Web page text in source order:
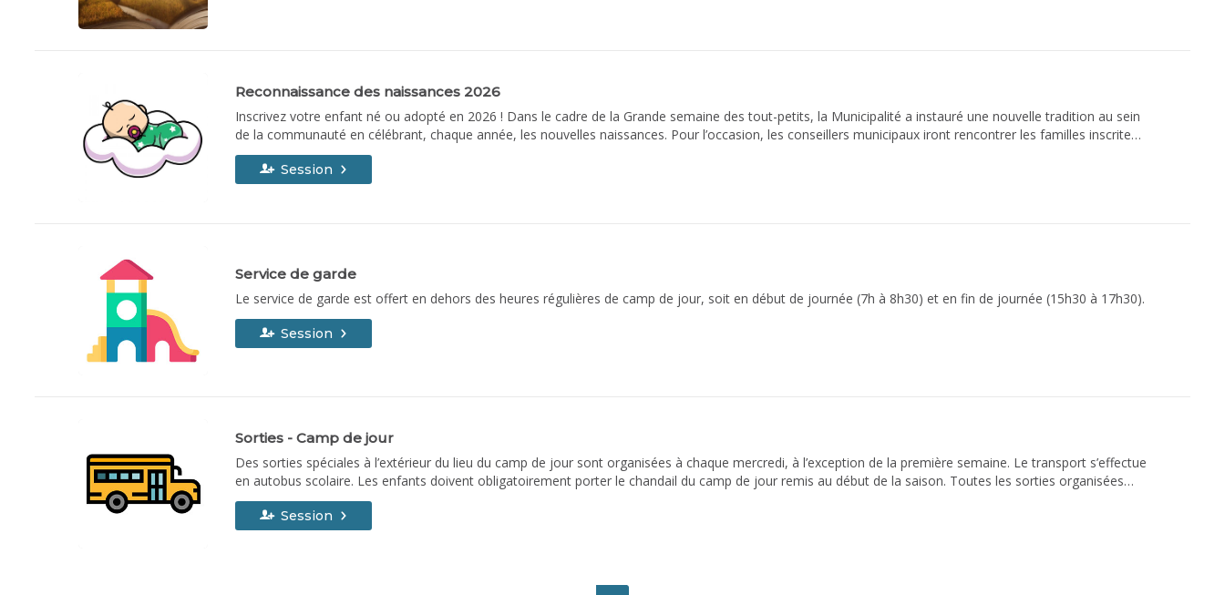
Reconnaissance des naissances 2026
Inscrivez votre enfant né ou adopté en 2026 ! Dans le cadre de la Grande semaine des tout-petits, la Municipalité a instauré une nouvelle tradition au sein
de la communauté en célébrant, chaque année, les nouvelles naissances. Pour l’occasion, les conseillers municipaux iront rencontrer les familles inscrites
pour leur remettre un certificat souvenir et un sac-cadeaux rempli d’attentions. Jusqu’au 23 octobre, nous invitons les parents d’un enfant né ou adopté en
2026 à inscrire leur enfant pour participer à cette activité spéciale, par le biais de la plateforme d’inscription en ligne Qidigo. Pour information : Service des
loisirs 450 467-7490, poste 281 loisirs@smdb.ca
Session
Service de garde
Le service de garde est offert en dehors des heures régulières de camp de jour, soit en début de journée (7h à 8h30) et en fin de journée (15h30 à 17h30).
Session
Sorties - Camp de jour
Des sorties spéciales à l’extérieur du lieu du camp de jour sont organisées à chaque mercredi, à l’exception de la première semaine. Le transport s’effectue
en autobus scolaire. Les enfants doivent obligatoirement porter le chandail du camp de jour remis au début de la saison. Toutes les sorties organisées
dans le cadre du camp de jour sont facultatives. Les enfants qui ne participent pas aux sorties demeurent au camp de jour et profitent des activités
régulières du camp.
Session